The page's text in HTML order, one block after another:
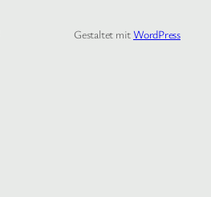
Gestaltet mitWordPress